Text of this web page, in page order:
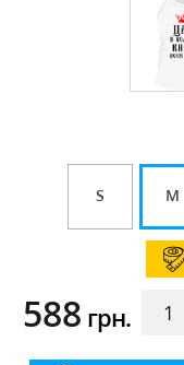
S M
588 грн.